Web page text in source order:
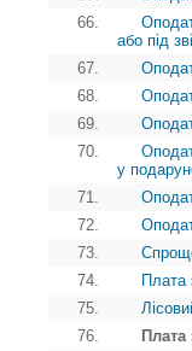
66.
або під
67.
68.
69.
70.
у
71.
72.
73.
74.
Плата
75.
76.
Плата